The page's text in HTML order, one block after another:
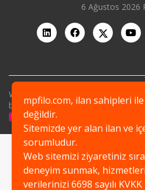
6 Ağustos 2026
Web sitemiz 256-bit SSL sertifikası
bilgileriniz güvenle şifrelenmektedir.
mpfilo.com, ilan sahipleri
değildir.
Sitemizde yer alan ilan ve
sorumludur.
Web sitemizi ziyaretiniz
deneyim sunmak,
verilerinizi 6698 sayılı